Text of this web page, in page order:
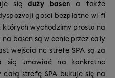
się duży basena także
gości bezpłatne wi-fi
których wychodzimy prosto na
na basen są w cenie przez cały
wejścia na strefę SPA są za
się umawiać na konkretne
strefę SPA bukuje się na